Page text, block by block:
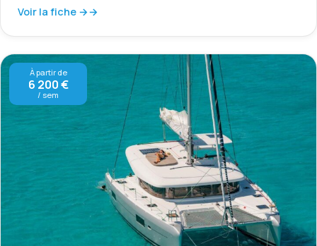
Voir la fiche →
À partir de
6 200 €
/ sem